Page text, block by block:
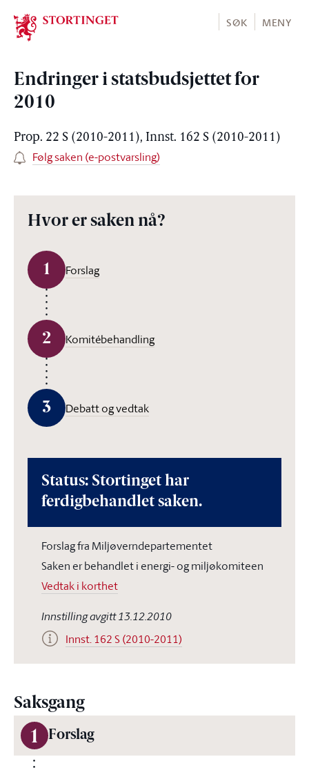
Stortinget.no
SØK MENY
Endringer i statsbudsjettet for
2010
Prop. 22 S (2010-2011), Innst. 162 S (2010-2011)
Følg saken (e-postvarsling)
Hvor er saken nå?
1 Forslag
2 Komitébehandling
3 Debatt og vedtak
Status: Stortinget har
ferdigbehandlet saken.
Forslag fra Miljøverndepartementet
Saken er behandlet i energi- og miljøkomiteen
Vedtak i korthet
Innstilling avgitt 13.12.2010
Innst. 162 S (2010-2011)
Saksgang
1 Forslag